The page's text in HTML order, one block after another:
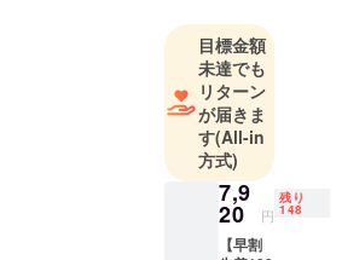
目標金額
未達でも
リターン
が届きま
す(All-in
方式)
7,9
20 円
残り
148
【早割